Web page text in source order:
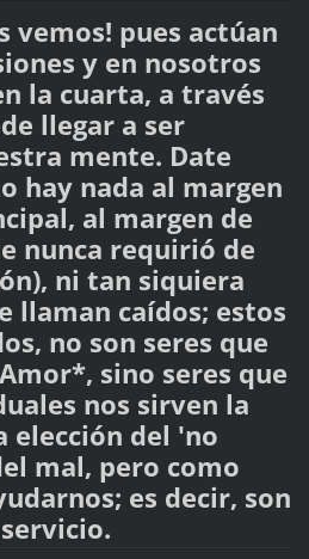
vemos! pues actúan
y en nosotros
la cuarta, a través
llegar a ser
mente. Date
hay nada al margen
al margen de
nunca requirió de
ni tan siquiera
llaman caídos; estos
no son seres que
sino seres que
nos sirven la
elección del 'no
mal, pero como
es decir, son